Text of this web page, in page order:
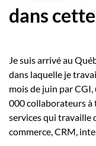
dans
Je suis arrivé au
dans laquelle je
mois de juin par
000 collaborateurs à
services qui travaille
commerce, CRM,